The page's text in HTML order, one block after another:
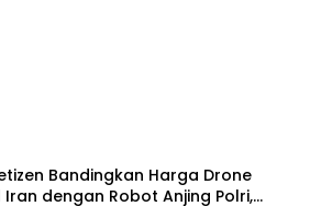
Bandingkan Harga Drone
Iran dengan Robot Anjing Polri,